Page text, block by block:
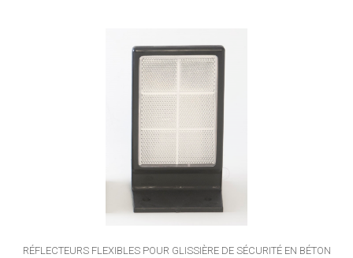
RÉFLECTEURS FLEXIBLES POUR GLISSIÈRE DE SÉCURITÉ EN BÉTON